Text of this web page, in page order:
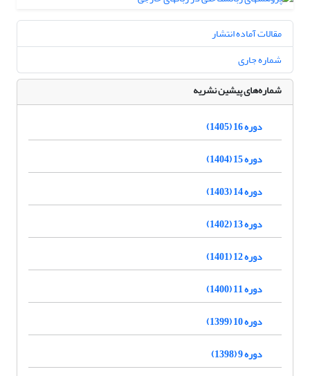
مقالات آماده انتشار
شماره جاری
شماره‌های پیشین نشریه
دوره 16 (1405)
دوره 15 (1404)
دوره 14 (1403)
دوره 13 (1402)
دوره 12 (1401)
دوره 11 (1400)
دوره 10 (1399)
دوره 9 (1398)